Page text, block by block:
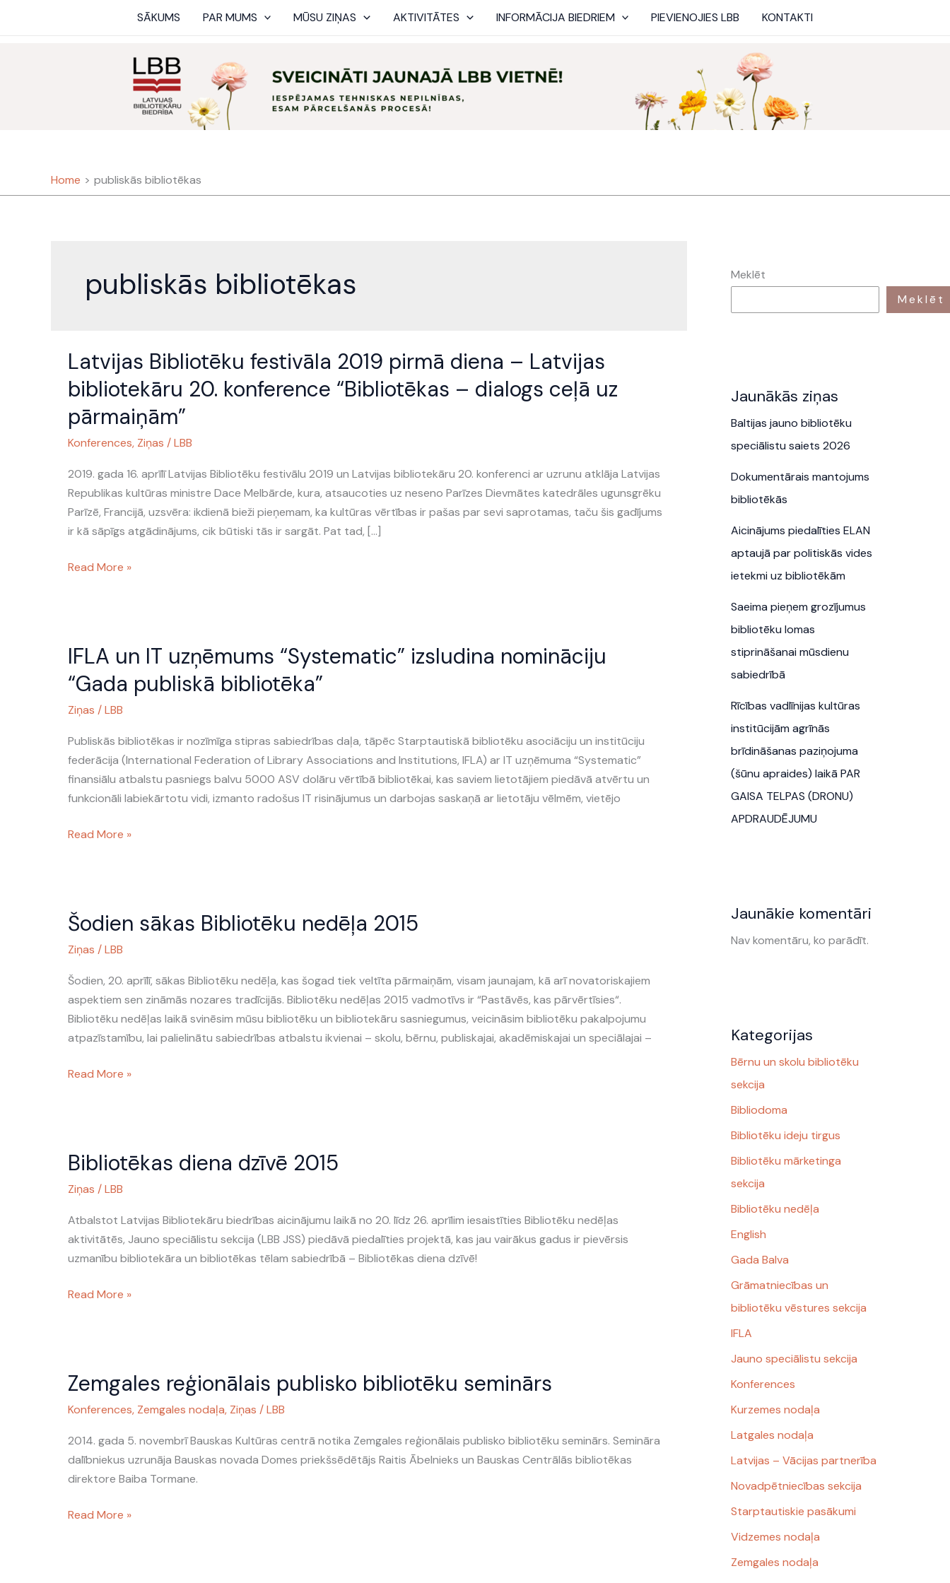
SĀKUMS PAR MUMS MŪSU ZIŅAS AKTIVITĀTES INFORMĀCIJA BIEDRIEM PIEVIENOJIES LBB KONTAKTI
Home publiskās bibliotēkas
publiskās bibliotēkas
Latvijas Bibliotēku festivāla 2019 pirmā diena – Latvijas
bibliotekāru 20. konference “Bibliotēkas – dialogs ceļā uz
pārmaiņām”
Konferences, Ziņas /LBB
2019. gada 16. aprīlī Latvijas Bibliotēku festivālu 2019 un Latvijas bibliotekāru 20. konferenci ar uzrunu atklāja Latvijas
Republikas kultūras ministre Dace Melbārde, kura, atsaucoties uz neseno Parīzes Dievmātes katedrāles ugunsgrēku
Parīzē, Francijā, uzsvēra: ikdienā bieži pieņemam, ka kultūras vērtības ir pašas par sevi saprotamas, taču šis gadījums
ir kā sāpīgs atgādinājums, cik būtiski tās ir sargāt. Pat tad, […]
Bibliotēku
festivāla
2019
pirmā
Latvijas
bibliotekāru
20.
konference
–
pārmaiņām”
Read More »
IFLA un IT uzņēmums “Systematic” izsludina nomināciju
“Gada publiskā bibliotēka”
Ziņas /LBB
Publiskās bibliotēkas ir nozīmīga stipras sabiedrības daļa, tāpēc Starptautiskā bibliotēku asociāciju un institūciju
federācija (International Federation of Library Associations and Institutions, IFLA) ar IT uzņēmuma “Systematic”
finansiālu atbalstu pasniegs balvu 5000 ASV dolāru vērtībā bibliotēkai, kas saviem lietotājiem piedāvā atvērtu un
funkcionāli labiekārtotu vidi, izmanto radošus IT risinājumus un darbojas saskaņā ar lietotāju vēlmēm, vietējo
un
IT
uzņēmums
“Systematic”
nomināciju
“Gada
publiskā
bibliotēka”
Read More »
Šodien sākas Bibliotēku nedēļa 2015
Ziņas /LBB
Šodien, 20. aprīlī, sākas Bibliotēku nedēļa, kas šogad tiek veltīta pārmaiņām, visam jaunajam, kā arī novatoriskajiem
aspektiem sen zināmās nozares tradīcijās. Bibliotēku nedēļas 2015 vadmotīvs ir “Pastāvēs, kas pārvērtīsies“.
Bibliotēku nedēļas laikā svinēsim mūsu bibliotēku un bibliotekāru sasniegumus, veicināsim bibliotēku pakalpojumu
atpazīstamību, lai palielinātu sabiedrības atbalstu ikvienai – skolu, bērnu, publiskajai, akadēmiskajai un speciālajai –
sākas
nedēļa
2015
Read More »
Bibliotēkas diena dzīvē 2015
Ziņas /LBB
Atbalstot Latvijas Bibliotekāru biedrības aicinājumu laikā no 20. līdz 26. aprīlim iesaistīties Bibliotēku nedēļas
aktivitātēs, Jauno speciālistu sekcija (LBB JSS) piedāvā piedalīties projektā, kas jau vairākus gadus ir pievērsis
uzmanību bibliotekāra un bibliotēkas tēlam sabiedrībā – Bibliotēkas diena dzīvē!
diena
2015
Read More »
Zemgales reģionālais publisko bibliotēku seminārs
Konferences, Zemgales nodaļa, Ziņas /LBB
2014. gada 5. novembrī Bauskas Kultūras centrā notika Zemgales reģionālais publisko bibliotēku seminārs. Semināra
dalībniekus uzrunāja Bauskas novada Domes priekšsēdētājs Raitis Ābelnieks un Bauskas Centrālās bibliotēkas
direktore Baiba Tormane.
reģionālais
seminārs
Read More »
Meklēt
Meklēt
Jaunākās ziņas
Baltijas jauno bibliotēku
speciālistu saiets 2026
Dokumentārais mantojums
bibliotēkās
Aicinājums piedalīties ELAN
aptaujā par politiskās vides
ietekmi uz bibliotēkām
Saeima pieņem grozījumus
bibliotēku lomas
stiprināšanai mūsdienu
sabiedrībā
Rīcības vadlīnijas kultūras
institūcijām agrīnās
brīdināšanas paziņojuma
(šūnu apraides) laikā PAR
GAISA TELPAS (DRONU)
APDRAUDĒJUMU
Jaunākie komentāri
Nav komentāru, ko parādīt.
Kategorijas
Bērnu un skolu bibliotēku
sekcija
Bibliodoma
Bibliotēku ideju tirgus
Bibliotēku mārketinga
sekcija
Bibliotēku nedēļa
English
Gada Balva
Grāmatniecības un
bibliotēku vēstures sekcija
IFLA
Jauno speciālistu sekcija
Konferences
Kurzemes nodaļa
Latgales nodaļa
Latvijas – Vācijas partnerība
Novadpētniecības sekcija
Starptautiskie pasākumi
Vidzemes nodaļa
Zemgales nodaļa